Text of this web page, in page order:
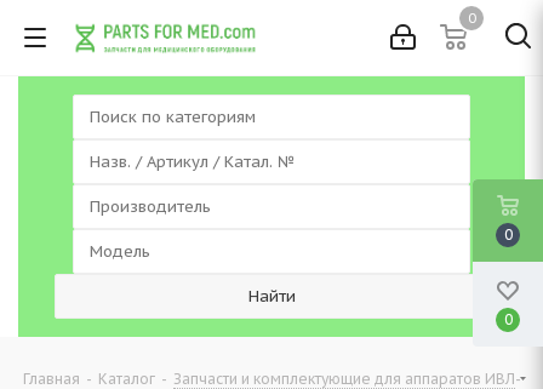
0
Главная - Каталог - Запчасти и комплектующие для аппаратов ИВЛ-
0
0